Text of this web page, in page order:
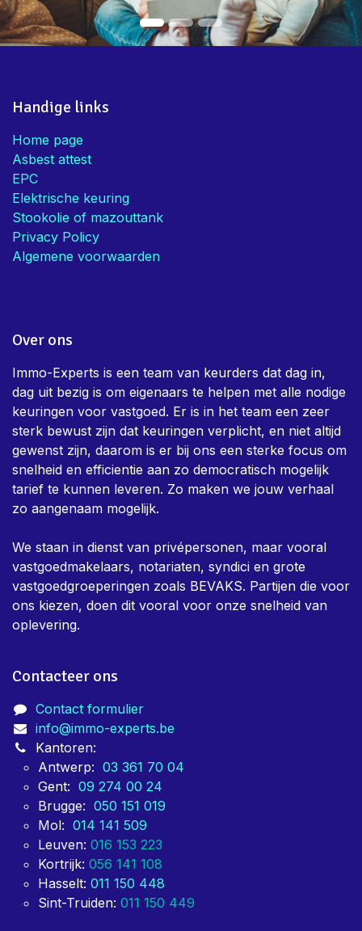
Handige links
Home page
Asbest attest
EPC
Elektrische keuring
Stookolie of mazouttank
Privacy Policy
Algemene voorwaarden
Over ons
Immo-Experts is een team van keurders dat dag in,
dag uit bezig is om eigenaars te helpen met alle nodige
keuringen voor vastgoed. Er is in het team een zeer
sterk bewust zijn dat keuringen verplicht, en niet altijd
gewenst zijn, daarom is er bij ons een sterke focus om
snelheid en efficientie aan zo democratisch mogelijk
tarief te kunnen leveren. Zo maken we jouw verhaal
zo aangenaam mogelijk.
We staan in dienst van privépersonen, maar vooral
vastgoedmakelaars, notariaten, syndici en grote
vastgoedgroeperingen zoals BEVAKS. Partijen die voor
ons kiezen, doen dit vooral voor onze snelheid van
oplevering.
Contacteer ons
Contact formulier
info@immo-experts.be
Kantoren:
Antwerp: 03 361 70 04
Gent: 09 274 00 24
Brugge: 050 151 019
Mol: 014 141 509
Leuven: 016 153 223
Kortrijk: 056 141 108
Hasselt: 011 150 448
Sint-Truiden: 011 150 449